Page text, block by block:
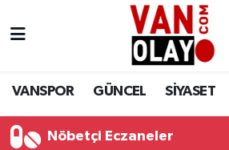
VANSPOR GÜNCEL SİYASET
Nöbetçi Eczaneler
Siyaset
Van Nöbetçi Eczaneler
Van Namaz Vakitleri